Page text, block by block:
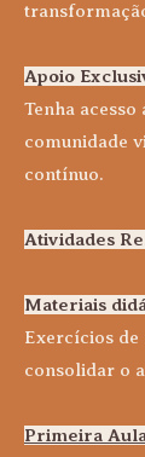
Apoio
Tenha acesso
comunidade
contínuo.
Atividades
Materiais
Exercícios de
consolidar o
Primeira